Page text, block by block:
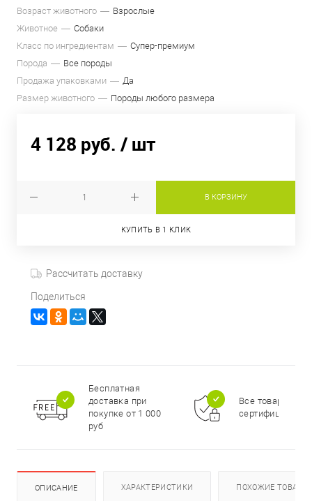
Возраст животного
Взрослые
Животное
Собаки
Класс по ингредиентам
Супер-премиум
Порода
Все породы
Продажа упаковками
Да
Размер животного
Породы любого размера
4 128 руб. / шт
В КОРЗИНУ
КУПИТЬ В 1 КЛИК
Рассчитать доставку
Поделиться
Бесплатная
доставка при
покупке от 1 000
руб
Все товары
ОПИСАНИЕ ХАРАКТЕРИСТИКИ ПОХОЖИЕ ТОВАРЫ